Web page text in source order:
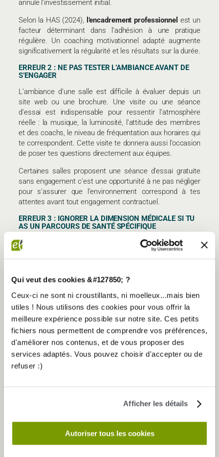
Qui veut des cookies &#127850; ?
Ceux-ci ne sont ni croustillants, ni moelleux...mais bien
utiles ! Nous utilisons des cookies pour vous offrir la
meilleure expérience possible sur notre site. Ces petits
fichiers nous permettent de comprendre vos préférences,
d'améliorer nos contenus, et de vous proposer des
services adaptés. Vous pouvez choisir d'accepter ou de
refuser :)
Afficher les détails
Autoriser tous les cookies
annule l’investissement initial.
Selon la HAS (2024), l’encadrement professionnel est un
facteur déterminant dans l’adhésion à une pratique
régulière. Un coaching motivationnel adapté augmente
significativement la régularité et les résultats sur la durée.
ERREUR 2 : NE PAS TESTER L’AMBIANCE AVANT DE
S’ENGAGER
L’ambiance d’une salle est difficile à évaluer depuis un
site web ou une brochure. Une visite ou une séance
d’essai est indispensable pour ressentir l’atmosphère
réelle : la musique, la luminosité, l’attitude des membres
et des coachs, le niveau de fréquentation aux horaires qui
te correspondent. Cette visite te donnera aussi l’occasion
de poser tes questions directement aux équipes.
Certaines salles proposent une séance d’essai gratuite
sans engagement c’est une opportunité à ne pas négliger
pour s’assurer que l’environnement correspond à tes
attentes avant tout engagement contractuel.
ERREUR 3 : IGNORER LA DIMENSION MÉDICALE SI TU
AS UN PARCOURS DE SANTÉ SPÉCIFIQUE
Si tu reprends le sport avec une pathologie chronique,
après une opération ou une longue maladie, toutes les
physique adaptéeaux pathologies chroniques (diabète,
obésité, maladies cardiovasculaires, cancer) requiert un
encadrement spécifique par des professionnels formés à
cet effet.
Dans ce cas, oriente-toi prioritairement vers une structure
portant le label Salle Sport Santé, qui garantit un protocole
d’accueil médical, des coachs formés à l’activité physique
adaptée et un suivi encadré par un médecin référent.